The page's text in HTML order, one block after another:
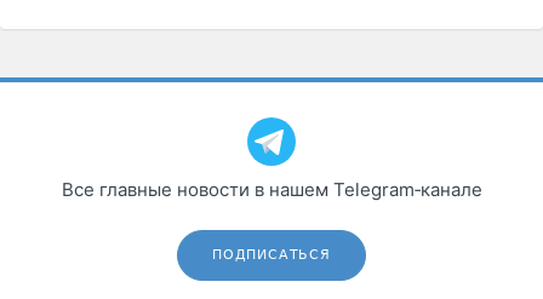
Все главные новости в нашем Telegram‑канале
ПОДПИСАТЬСЯ